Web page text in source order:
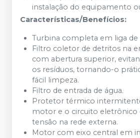
instalação do equipamento
Características/Benefícios:
Turbina completa em liga de
Filtro coletor de detritos na
com abertura superior,
os resíduos, tornando-o
fácil limpeza.
Filtro de entrada de água.
Protetor térmico
motor e o circuito eletrônico
tensão na rede externa.
Motor com eixo central em